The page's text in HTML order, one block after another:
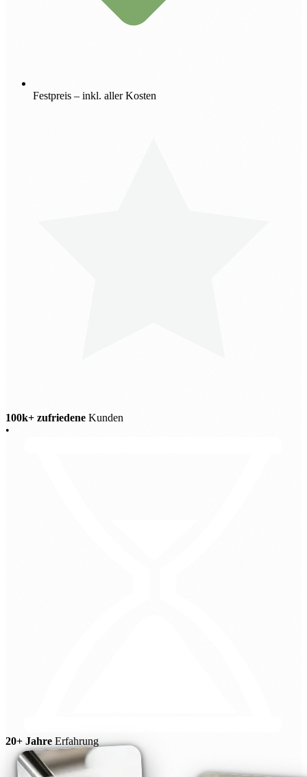
Festpreis – inkl. aller Kosten
100k+ zufriedene Kunden
•
20+ Jahre Erfahrung